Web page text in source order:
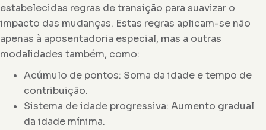
estabelecidas regras de transição para suavizar o
impacto das mudanças. Estas regras aplicam-se não
apenas à aposentadoria especial, mas a outras
modalidades também, como:
Acúmulo de pontos: Soma da idade e tempo de
contribuição.
Sistema de idade progressiva: Aumento gradual
da idade mínima.